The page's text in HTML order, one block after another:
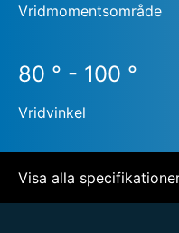
Vridmomentsområde
80 ° - 100 °
Vridvinkel
Visa alla